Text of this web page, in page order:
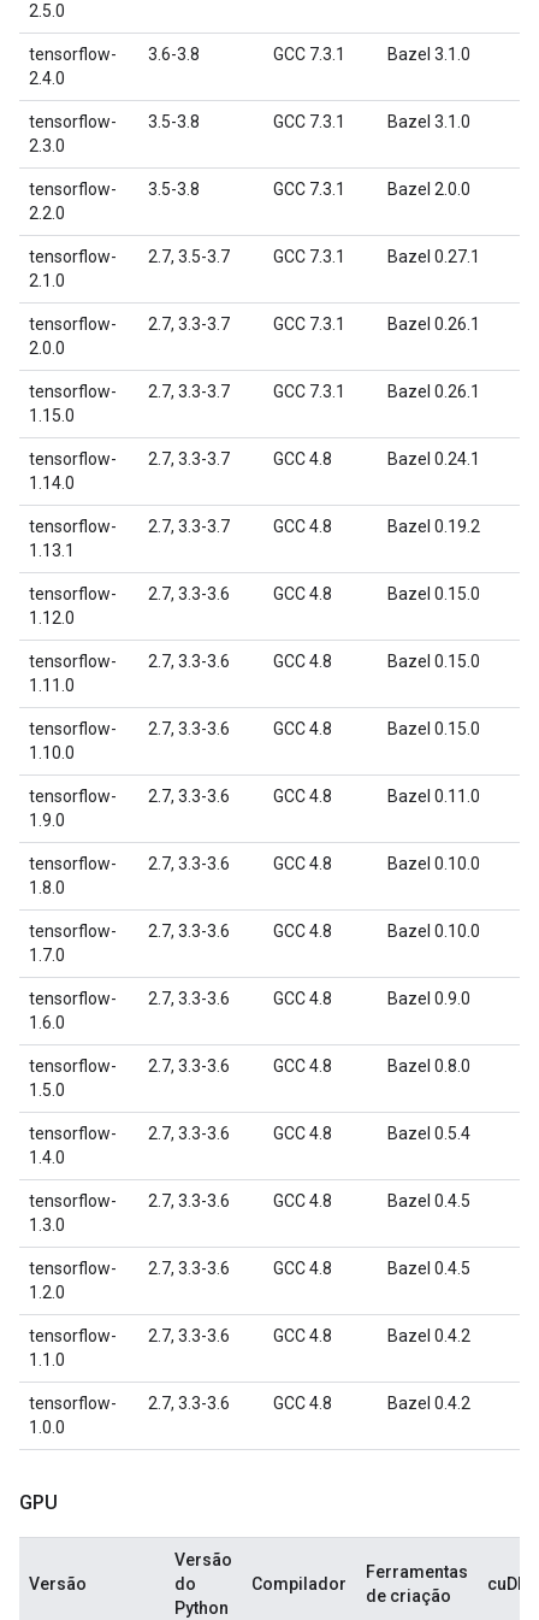
2.5.0
tensorflow-
2.4.0
3.6-3.8 GCC 7.3.1 Bazel 3.1.0
tensorflow-
2.3.0
3.5-3.8 GCC 7.3.1 Bazel 3.1.0
tensorflow-
2.2.0
3.5-3.8 GCC 7.3.1 Bazel 2.0.0
tensorflow-
2.1.0
2.7, 3.5-3.7 GCC 7.3.1 Bazel 0.27.1
tensorflow-
2.0.0
2.7, 3.3-3.7 GCC 7.3.1 Bazel 0.26.1
tensorflow-
1.15.0
2.7, 3.3-3.7 GCC 7.3.1 Bazel 0.26.1
tensorflow-
1.14.0
2.7, 3.3-3.7 GCC 4.8 Bazel 0.24.1
tensorflow-
1.13.1
2.7, 3.3-3.7 GCC 4.8 Bazel 0.19.2
tensorflow-
1.12.0
2.7, 3.3-3.6 GCC 4.8 Bazel 0.15.0
tensorflow-
1.11.0
2.7, 3.3-3.6 GCC 4.8 Bazel 0.15.0
tensorflow-
1.10.0
2.7, 3.3-3.6 GCC 4.8 Bazel 0.15.0
tensorflow-
1.9.0
2.7, 3.3-3.6 GCC 4.8 Bazel 0.11.0
tensorflow-
1.8.0
2.7, 3.3-3.6 GCC 4.8 Bazel 0.10.0
tensorflow-
1.7.0
2.7, 3.3-3.6 GCC 4.8 Bazel 0.10.0
tensorflow-
1.6.0
2.7, 3.3-3.6 GCC 4.8 Bazel 0.9.0
tensorflow-
1.5.0
2.7, 3.3-3.6 GCC 4.8 Bazel 0.8.0
tensorflow-
1.4.0
2.7, 3.3-3.6 GCC 4.8 Bazel 0.5.4
tensorflow-
1.3.0
2.7, 3.3-3.6 GCC 4.8 Bazel 0.4.5
tensorflow-
1.2.0
2.7, 3.3-3.6 GCC 4.8 Bazel 0.4.5
tensorflow-
1.1.0
2.7, 3.3-3.6 GCC 4.8 Bazel 0.4.2
tensorflow-
1.0.0
2.7, 3.3-3.6 GCC 4.8 Bazel 0.4.2
GPU
Versão
Versão
do
Python
Compilador
Ferramentas
de criação